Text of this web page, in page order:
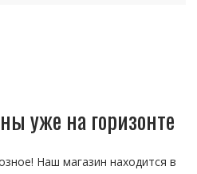
уже на горизонте
Наш магазин находится в